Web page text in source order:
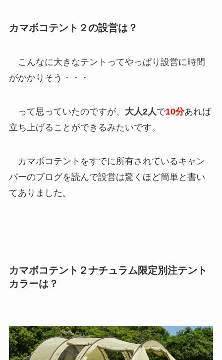
カマボコテント２の設営は？
こんなに大きなテントってやっぱり設営に時間
がかかりそう・・・
って思っていたのですが、 大人2人 で10分あれば
立ち上げることができるみたいです。
カマボコテントをすでに所有されているキャン
パーのブログを読んで設営は驚くほど簡単と書い
てありました。
カマボコテント２ナチュラム限定別注テント
カラーは？